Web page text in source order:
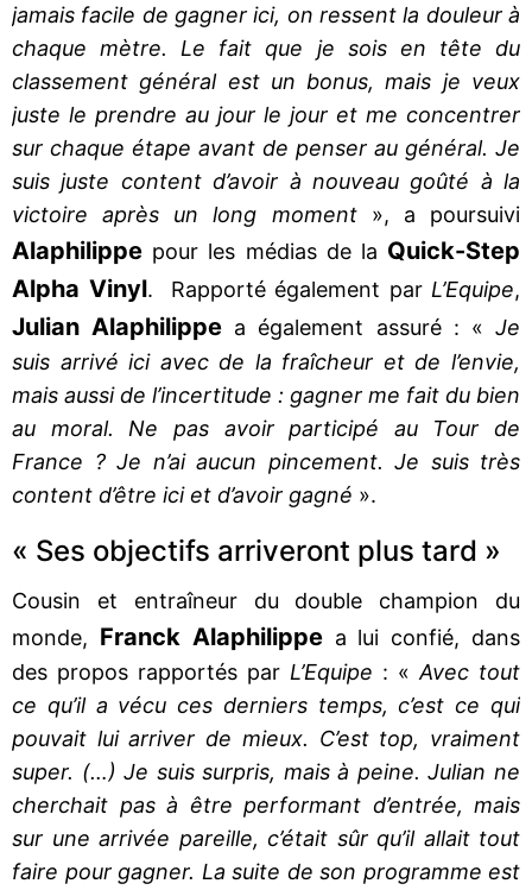
jamais facile de gagner ici, on ressent la douleur à
chaque mètre. Le fait que je sois en tête du
classement général est un bonus, mais je veux
juste le prendre au jour le jour et me concentrer
sur chaque étape avant de penser au général. Je
suis juste content d’avoir à nouveau goûté à la
victoire après un long moment», a poursuivi
Alaphilippe pour les médias de la Quick-Step
Alpha Vinyl. Rapporté également par L’Equipe,
Julian Alaphilippe a également assuré : « Je
suis arrivé ici avec de la fraîcheur et de l’envie,
mais aussi de l’incertitude : gagner me fait du bien
au moral. Ne pas avoir participé au Tour de
France ? Je n’ai aucun pincement. Je suis très
content d’être ici et d’avoir gagné ».
« Ses objectifs arriveront plus tard »
Cousin et entraîneur du double champion du
monde, Franck Alaphilippea lui confié, dans
des propos rapportés par L’Equipe : « Avec tout
ce qu’il a vécu ces derniers temps, c’est ce qui
pouvait lui arriver de mieux. C’est top, vraiment
super. (…) Je suis surpris, mais à peine. Julian ne
cherchait pas à être performant d’entrée, mais
sur une arrivée pareille, c’était sûr qu’il allait tout
faire pour gagner. La suite de son programme est